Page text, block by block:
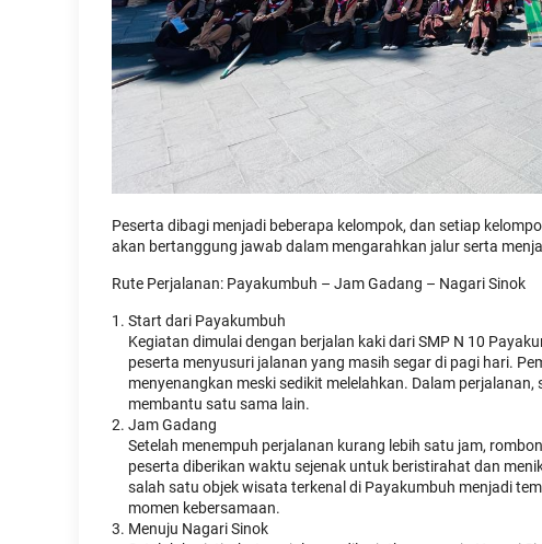
Peserta dibagi menjadi beberapa kelompok, dan setiap
akan bertanggung jawab dalam mengarahkan jalur serta
Rute Perjalanan: Payakumbuh – Jam Gadang – Nagari Sinok
Start dari Payakumbuh
Kegiatan dimulai dengan berjalan kaki dari SMP N 10
peserta menyusuri jalanan yang masih segar di pagi hari.
menyenangkan meski sedikit melelahkan. Dalam
membantu satu sama lain.
Jam Gadang
Setelah menempuh perjalanan kurang lebih satu jam,
peserta diberikan waktu sejenak untuk beristirahat dan
salah satu objek wisata terkenal di Payakumbuh menjadi
momen kebersamaan.
Menuju Nagari Sinok